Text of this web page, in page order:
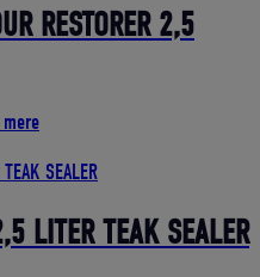
RESTORER 2,5
DKK.
LITER TEAK SEALER